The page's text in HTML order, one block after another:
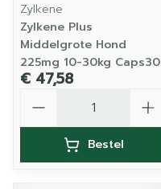
Zylkene
Zylkene Plus
Middelgrote Hond
225mg 10-30kg Caps30
€ 47,58
Bestel